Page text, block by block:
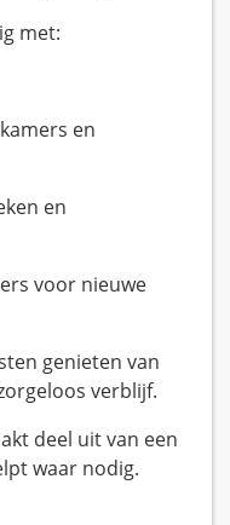
met:
en
en
voor nieuwe
genieten van
verblijf.
deel uit van een
waar nodig.